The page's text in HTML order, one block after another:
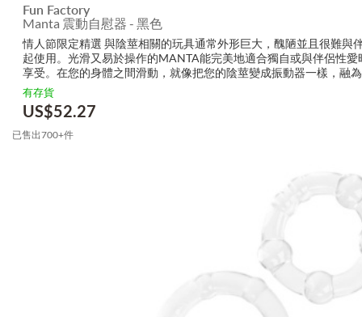
Fun Factory
Manta 震動自慰器 - 黑色
情人節限定精選 與陰莖相關的玩具通常外形巨大，醜陋並且很難與
起使用。光滑又易於操作的MANTA能完美地適合獨自或與伴侶性愛
享受。在您的身體之間滑動，就像把您的陰莖變成振動器一樣，融
它也是個了不起的口交玩具，環繞著陰莖的底部，便可帶來深喉的
要忘記獨奏！...
有存貨
US$52.27
已售出700+件